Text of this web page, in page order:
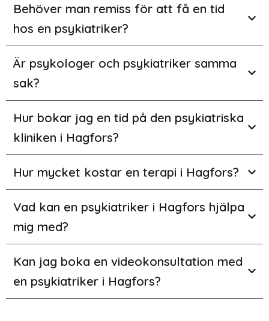
Behöver man remiss för att få en tid
hos en psykiatriker?
Är psykologer och psykiatriker samma
sak?
Hur bokar jag en tid på den psykiatriska
kliniken i Hagfors?
Hur mycket kostar en terapi i Hagfors?
Vad kan en psykiatriker i Hagfors hjälpa
mig med?
Kan jag boka en videokonsultation med
en psykiatriker i Hagfors?